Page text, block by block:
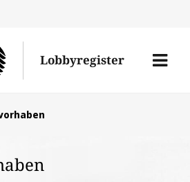
Lobbyregister
Menü